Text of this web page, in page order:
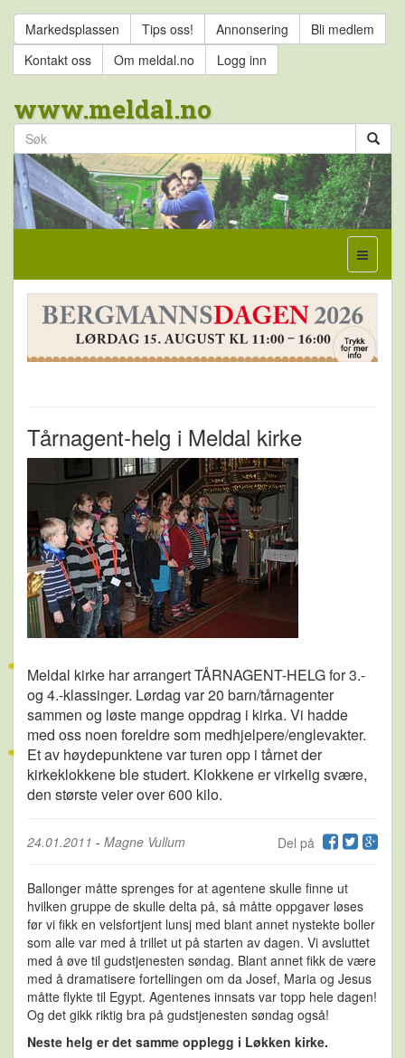
Markedsplassen Tips oss! Annonsering
Bli medlem
Kontakt oss
Om meldal.no Logg inn
www.meldal.no
Tårnagent-helg i Meldal kirke
Meldal kirke har arrangert TÅRNAGENT-HELG for 3.-
og 4.-klassinger. Lørdag var 20 barn/tårnagenter
sammen og løste mange oppdrag i kirka. Vi hadde
med oss noen foreldre som medhjelpere/englevakter.
Et av høydepunktene var turen opp i tårnet der
kirkeklokkene ble studert. Klokkene er virkelig svære,
den største veier over 600 kilo.
Del på
24.01.2011 - Magne Vullum
Ballonger måtte sprenges for at agentene skulle finne ut
hvilken gruppe de skulle delta på, så måtte oppgaver løses
før vi fikk en velsfortjent lunsj med blant annet nystekte boller
som alle var med å trillet ut på starten av dagen. Vi avsluttet
med å øve til gudstjenesten søndag. Blant annet fikk de være
med å dramatisere fortellingen om da Josef, Maria og Jesus
måtte flykte til Egypt. Agentenes innsats var topp hele dagen!
Og det gikk riktig bra på gudstjenesten søndag også!
Neste helg er det samme opplegg i Løkken kirke.